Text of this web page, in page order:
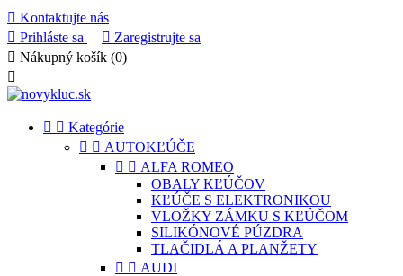
 Kontaktujte nás
 Prihláste sa  Zaregistrujte sa
 Nákupný košík (0)

  Kategórie
  AUTOKĽÚČE
  ALFA ROMEO
OBALY KĽÚČOV
KĽÚČE S ELEKTRONIKOU
VLOŽKY ZÁMKU S KĽÚČOM
SILIKÓNOVÉ PÚZDRA
TLAČIDLÁ A PLANŽETY
  AUDI